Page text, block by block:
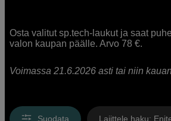
Osta valitut sp.tech-laukut ja saat
valon kaupan päälle. Arvo 78 €.
Voimassa 21.6.2026 asti tai niin
Suodata Lajittele haku: